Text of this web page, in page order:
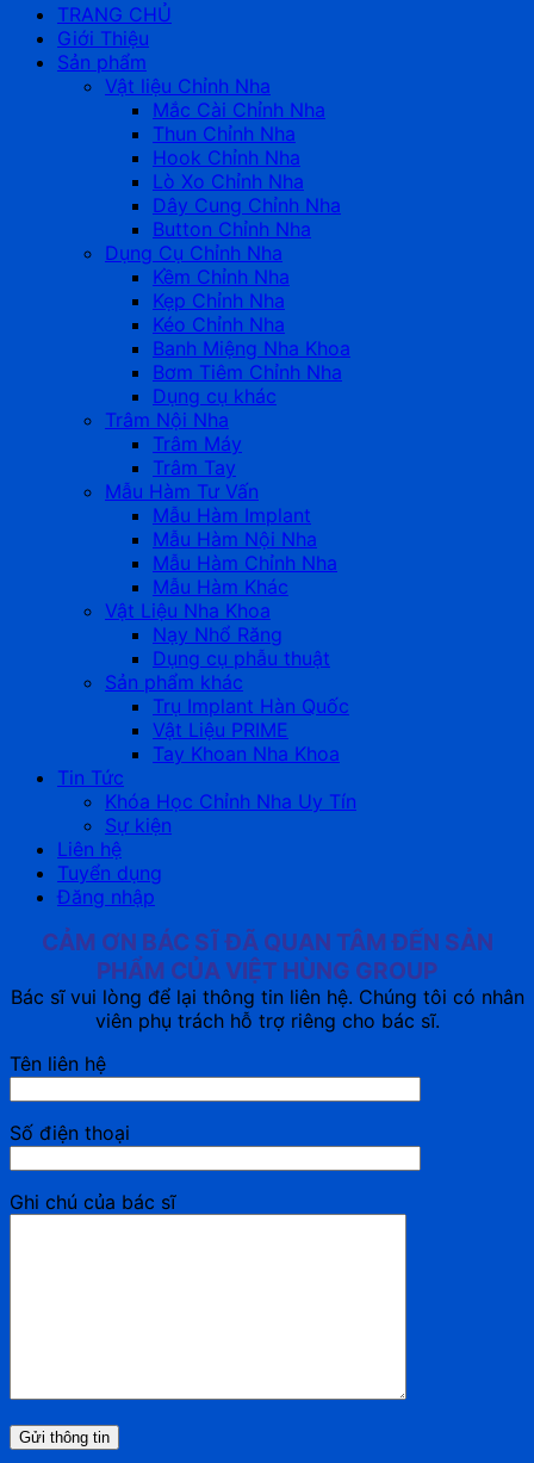
TRANG CHỦ
Giới Thiệu
Sản phẩm
Vật liệu Chỉnh Nha
Mắc Cài Chỉnh Nha
Thun Chỉnh Nha
Hook Chỉnh Nha
Lò Xo Chỉnh Nha
Dây Cung Chỉnh Nha
Button Chỉnh Nha
Dụng Cụ Chỉnh Nha
Kềm Chỉnh Nha
Kẹp Chỉnh Nha
Kéo Chỉnh Nha
Banh Miệng Nha Khoa
Bơm Tiêm Chỉnh Nha
Dụng cụ khác
Trâm Nội Nha
Trâm Máy
Trâm Tay
Mẫu Hàm Tư Vấn
Mẫu Hàm Implant
Mẫu Hàm Nội Nha
Mẫu Hàm Chỉnh Nha
Mẫu Hàm Khác
Vật Liệu Nha Khoa
Nạy Nhổ Răng
Dụng cụ phẫu thuật
Sản phẩm khác
Trụ Implant Hàn Quốc
Vật Liệu PRIME
Tay Khoan Nha Khoa
Tin Tức
Khóa Học Chỉnh Nha Uy Tín
Sự kiện
Liên hệ
Tuyển dụng
Đăng nhập
CẢM ƠN BÁC SĨ ĐÃ QUAN TÂM ĐẾN SẢN
PHẨM CỦA VIỆT HÙNG GROUP
Bác sĩ vui lòng để lại thông tin liên hệ. Chúng tôi có nhân
viên phụ trách hỗ trợ riêng cho bác sĩ.
Tên liên hệ
Số điện thoại
Ghi chú của bác sĩ